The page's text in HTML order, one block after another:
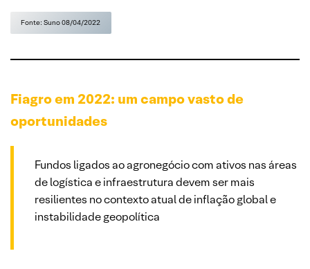
Fonte: Suno 08/04/2022
Fiagro em 2022: um campo vasto de
oportunidades
Fundos ligados ao agronegócio com ativos nas áreas
de logística e infraestrutura devem ser mais
resilientes no contexto atual de inflação global e
instabilidade geopolítica